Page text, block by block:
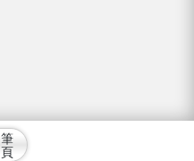
筆
頁